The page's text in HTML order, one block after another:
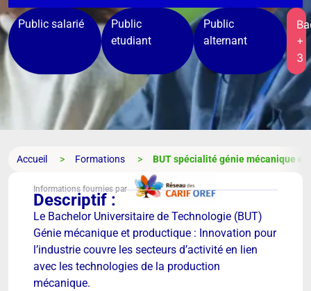
Public salarié
Public
etudiant
Public
alternant
+
3
Accueil Formations BUT spécialité génie mécanique
Informations fournies par
Descriptif :
Le Bachelor Universitaire de Technologie (BUT)
Génie mécanique et productique : Innovation pour
l’industrie couvre les secteurs d’activité en lien
avec les technologies de la production
mécanique.